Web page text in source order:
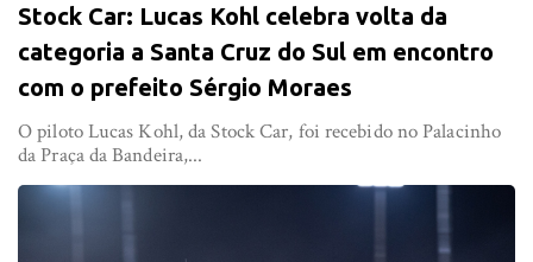
Stock Car: Lucas Kohl celebra volta da
categoria a Santa Cruz do Sul em encontro
com o prefeito Sérgio Moraes
O piloto Lucas Kohl, da Stock Car, foi recebido no Palacinho
da Praça da Bandeira,...